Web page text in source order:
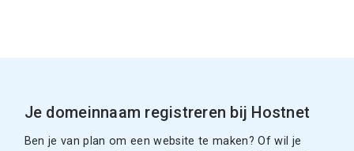
Je domeinnaam registreren bij Hostnet
Ben je van plan om een website te maken? Of wil je